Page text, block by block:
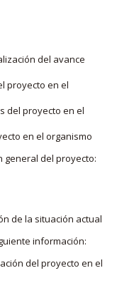
del avance
proyecto en el
del proyecto en el
en el organismo
general del proyecto:
de la situación actual
información:
del proyecto en el